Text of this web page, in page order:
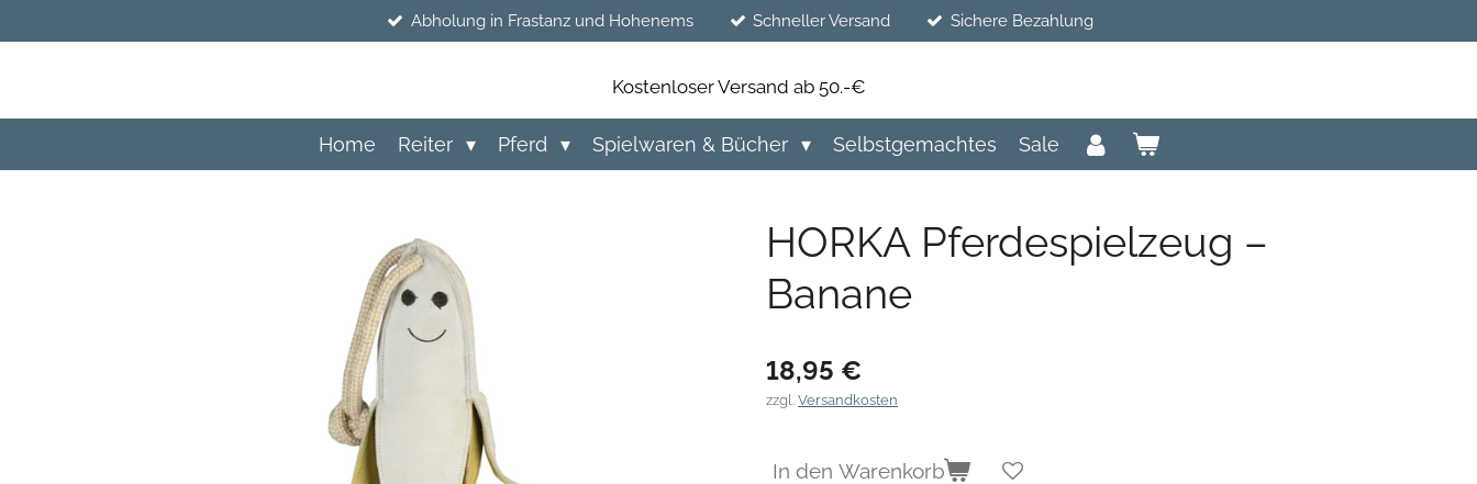
Hauptinhalt
Abholung in Frastanz und Hohenems Schneller Versand Sichere Bezahlung
Kostenloser Versand ab 50.-€
Home Reiter Pferd Spielwaren & Bücher Selbstgemachtes Sale
HORKA Pferdespielzeug –
Banane
18,95 €
zzgl. Versandkosten
In den Warenkorb